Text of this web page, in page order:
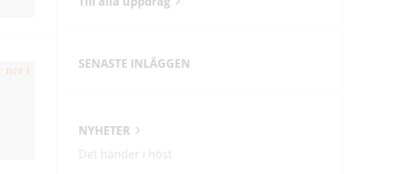
SENASTE INLÄGGEN
NYHETER
Det händer i höst